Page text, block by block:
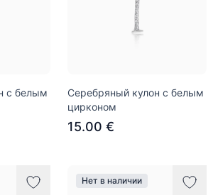
с белым
Серебряный кулон с белым
цирконом
15.00 €
Нет в наличии